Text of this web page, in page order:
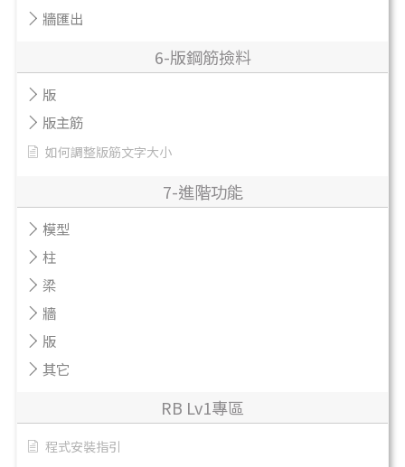
牆匯出
6-版鋼筋撿料
版
版主筋
如何調整版筋文字大小
7-進階功能
模型
柱
梁
牆
版
其它
RB Lv1專區
程式安裝指引